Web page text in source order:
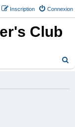
Connexion
Inscription
Club